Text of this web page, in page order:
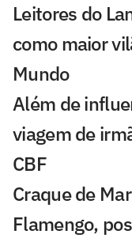
Leitores do
como maior
Mundo
Além de
viagem de
CBF
Craque de
Flamengo,